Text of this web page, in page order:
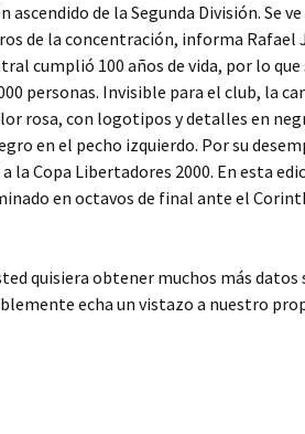
ascendido de la Segunda División. Se
de la concentración, informa Rafael
cumplió 100 años de vida, por lo
personas. Invisible para el club, la
rosa, con logotipos y detalles en
en el pecho izquierdo. Por su
la Copa Libertadores 2000. En esta
en octavos de final ante el
quisiera obtener muchos más datos
echa un vistazo a nuestro